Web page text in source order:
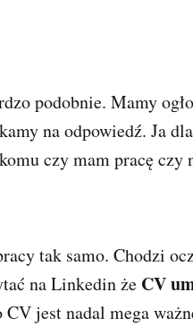
podobnie. Mamy
na odpowiedź. Ja
czy mam pracę czy
tak samo. Chodzi
na Linkedin że CV
jest nadal mega